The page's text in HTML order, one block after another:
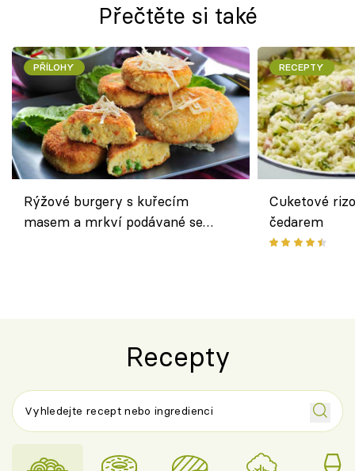
Přečtěte si také
PŘÍLOHY
Rýžové burgery s kuřecím
masem a mrkví podávané se
RECEPTY
Cuketové
čedarem
Recepty